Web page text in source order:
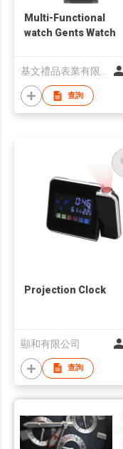
Multi-Functional
watch Gents Watch
基文禮品表業有限公司
查詢
Projection Clock
顯和有限公司
查詢